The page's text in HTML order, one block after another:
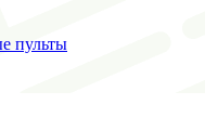
пульты